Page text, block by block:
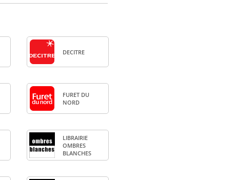
DECITRE
FURET DU
NORD
LIBRAI­RIE
OMBRES
BLANCHES